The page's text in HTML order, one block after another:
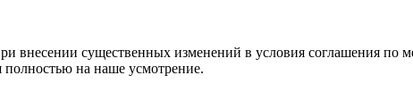
существенных изменений в условия соглашения по
полностью на наше усмотрение.